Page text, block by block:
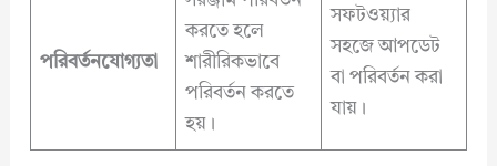
পরিবর্তনযোগ্যতা
করতে হলে
শারীরিকভাবে
পরিবর্তন করতে
হয়।
সফটওয়্যার
সহজে আপডেট
বা পরিবর্তন করা
যায়।